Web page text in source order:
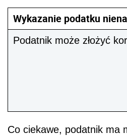
Wykazanie podatku
Podatnik może złożyć
Co ciekawe, podatnik ma